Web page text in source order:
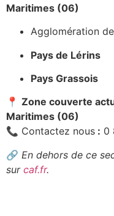
Maritimes (06)
Agglomération de
Pays de Lérins
Pays Grassois
📍 Zone couverte
Maritimes (06)
📞 Contactez nous : 0
🔗 En dehors de ce
sur caf.fr.